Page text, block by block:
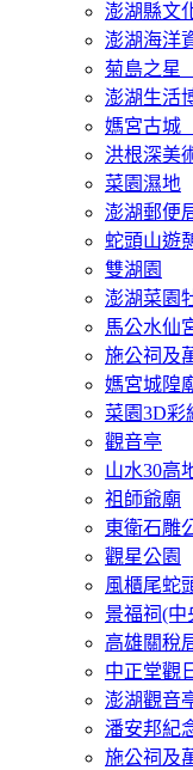
澎湖縣文
澎湖海洋
菊島之星
澎湖生活
媽宮古城
洪根深美
菜園濕地
澎湖郵便
蛇頭山遊
雙湖園
澎湖菜園
馬公水仙
施公祠及
媽宮城隍
菜園3D彩
觀音亭
山水30高
祖師爺廟
東衛石雕
觀星公園
風櫃尾蛇
景福祠(中
高雄關稅
中正堂觀
澎湖觀音
潘安邦紀
施公祠及